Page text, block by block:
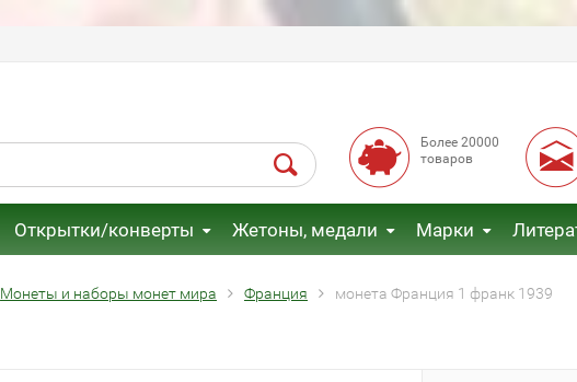
Более 20000
товаров
Открытки/конверты Жетоны, медали Марки
Монеты и наборы монет мира Франция монета Франция 1 франк 1939